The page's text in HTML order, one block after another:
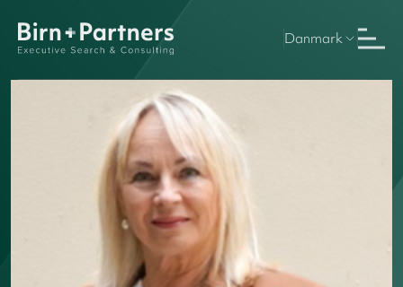
Danmark